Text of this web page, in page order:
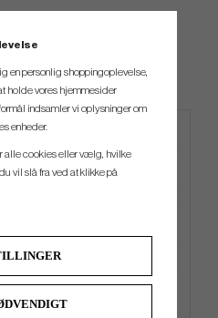
TaylorMade Storm Dry -26 -
en personlig shoppingoplevelse,
holde vores hjemmesider
indsamler vi oplysninger om
enheder.
alle cookies eller vælg, hvilke
vil slå fra ved at klikke på